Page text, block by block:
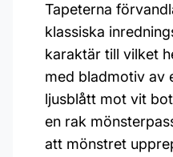
Tapeterna
klassiska
karaktär till vilket
med bladmotiv av
ljusblått mot vit
en rak
att mönstret